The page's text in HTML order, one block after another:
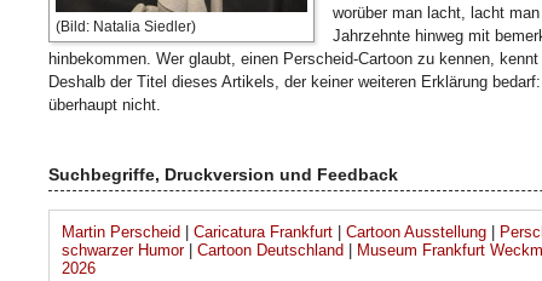
(Bild: Natalia Siedler)
worüber man lacht, lacht
Jahrzehnte hinweg mit
hinbekommen. Wer glaubt, einen Perscheid-Cartoon zu kennen,
Deshalb der Titel dieses Artikels, der keiner weiteren Erklärung
überhaupt nicht.
Suchbegriffe, Druckversion und Feedback
Martin Perscheid Caricatura Frankfurt Cartoon Ausstellung
schwarzer Humor| Cartoon Deutschland
Museum Frankfurt
2026